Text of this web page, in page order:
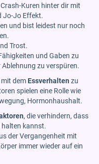
Kuren hinter dir mit
Jo-Jo Effekt.
und bist leidest nur noch
Trost.
und Gaben zu
zu verspüren.
dem Essverhalten zu
spielen eine Rolle wie
Hormonhaushalt.
, die verhindern, dass
kannst.
der Vergangenheit mit
immer wieder auf ein